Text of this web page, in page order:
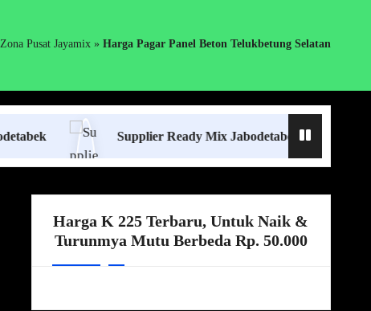
Zona Pusat Jayamix » Harga Pagar Panel Beton Telukbetung Selatan
Supplier Ready Mix Jabodetabek
Harga K 225 Terbaru, Untuk Naik &
Turunmya Mutu Berbeda Rp. 50.000